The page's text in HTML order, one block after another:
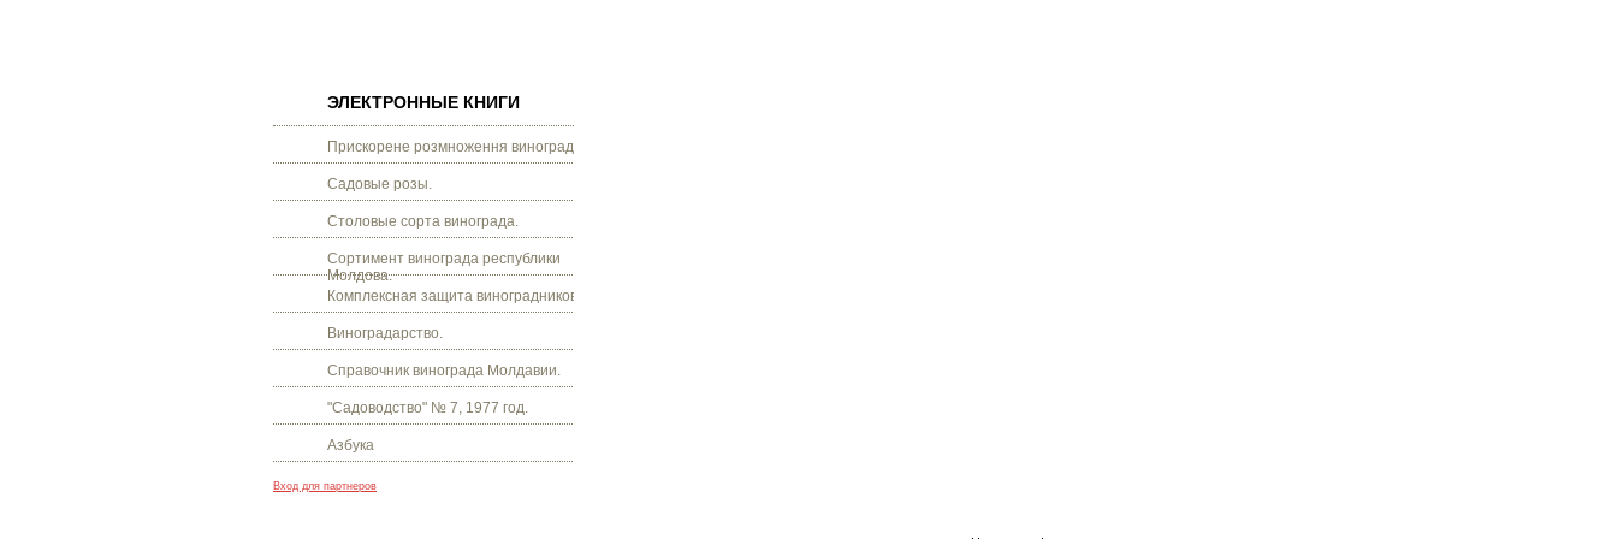
ЭЛЕКТРОННЫЕ КНИГИ
Прискорене розмноження винограду.
Садовые розы.
Столовые сорта винограда.
Сортимент винограда республики
Молдова.
Комплексная защита виноградников.
Виноградарство.
Справочник винограда Молдавии.
"Садоводство" № 7, 1977 год.
Азбука
Вход для партнеров